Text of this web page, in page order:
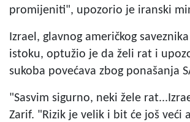
promijeniti", upozorio je iranski
Izrael, glavnog američkog
istoku, optužio je da želi rat i
sukoba povećava zbog ponašanja
"Sasvim sigurno, neki žele
Zarif. "Rizik je velik i bit će još veći